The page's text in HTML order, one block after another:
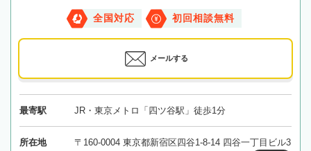
全国対応 初回相談無料
メールする
最寄駅 JR・東京メトロ「四ツ谷駅」徒歩1分
所在地
〒160-0004 東京都新宿区四谷1-8-14 四谷一丁目ビル3